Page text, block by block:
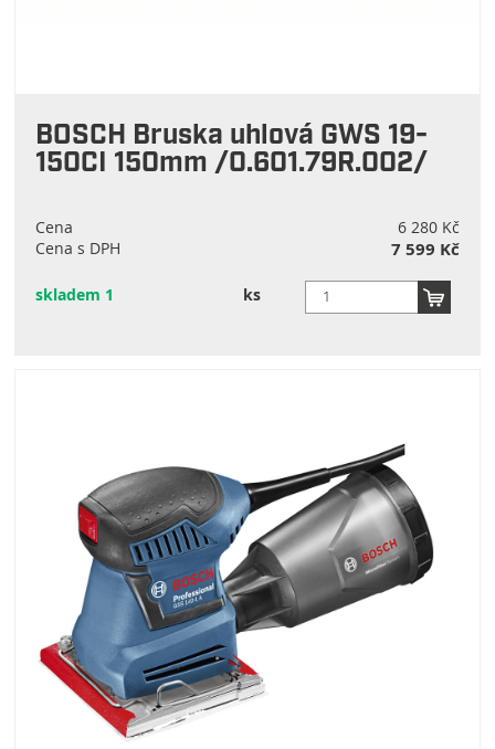
BOSCH Bruska uhlová GWS 19-
150CI 150mm /0.601.79R.002/
Cena
6 280 Kč
Cena s DPH
7 599 Kč
skladem 1 ks